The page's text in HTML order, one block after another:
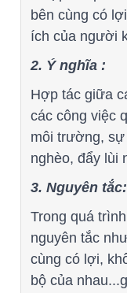
bên cùng có
ích của người
2. Ý nghĩa :
Hợp tác giữa
các công việc
môi trường, sự
nghèo, đẩy lùi
3. Nguyên tắc:
Trong quá
nguyên tắc
cùng có lợi,
bộ của